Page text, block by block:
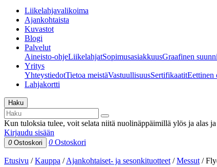
Liikelahjavalikoima
Ajankohtaista
Kuvastot
Blogi
Palvelut
Aineisto-ohjeLiikelahjatSopimusasiakkuusGraafinen
Yritys
YhteystiedotTietoa meistäVastuullisuusSertifikaatitEettinen
Lahjakortti
Haku
Kun tuloksia tulee, voit selata niitä nuolinäppäimillä ylös ja alas
Kirjaudu sisään
0 Ostoskori 0 Ostoskori
Etusivu /Kauppa /Ajankohtaiset- ja sesonkituotteet /Messut /